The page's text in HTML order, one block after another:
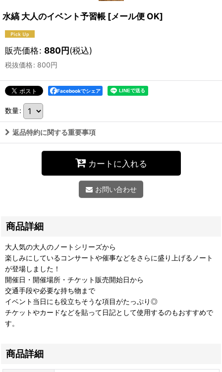
水縞 大人のイベント予習帳 [メール便 OK]
販売価格: 880円(税込)
税抜価格: 800円
Facebookでシェア
数量:
返品特約に関する重要事項
カートに入れる
お問い合わせ
商品詳細
大人気の大人のノートシリーズから
楽しみにしているコンサートや催事などをさらに盛り上げるノート
が登場しました！
開催日・開催場所・チケット販売開始日から
交通手段や必要な持ち物まで
イベント当日にも役立ちそうな項目がたっぷり◎
チケットやカードなどを貼って日記として使用するのもおすすめで
す。
商品詳細